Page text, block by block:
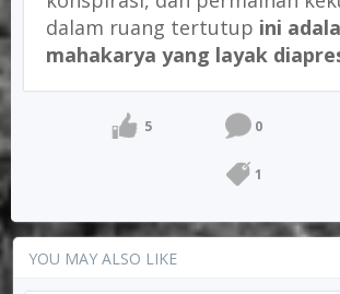
dalam ruang tertutup ini
mahakarya yang layak
5 0
1
YOU MAY ALSO LIKE